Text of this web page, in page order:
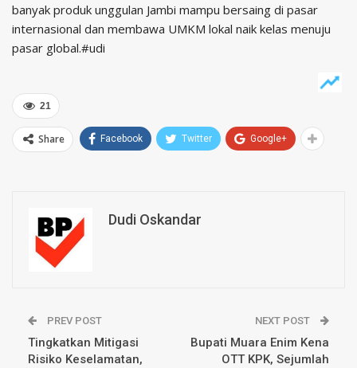
banyak produk unggulan Jambi mampu bersaing di pasar
internasional dan membawa UMKM lokal naik kelas menuju
pasar global.#udi
21
Share Facebook Twitter Google+
Dudi Oskandar
PREV POST
Tingkatkan Mitigasi
Risiko Keselamatan,
NEXT POST
Bupati Muara Enim Kena
OTT KPK, Sejumlah